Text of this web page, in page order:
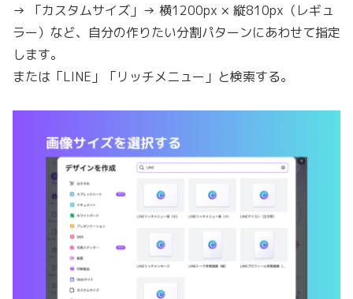
→ 「カスタムサイズ」→ 横1200px × 縦810px（レギュ
ラー）など、自分の作りたい分割パターンにあわせて指定
します。
または「LINE」「リッチメニュー」と検索する。